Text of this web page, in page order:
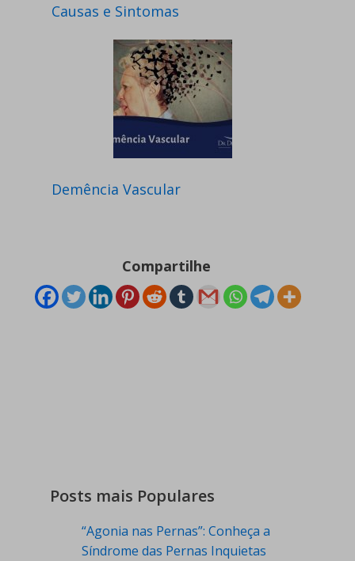
Causas e Sintomas
Demência Vascular
Compartilhe
Posts mais Populares
“Agonia nas Pernas”: Conheça a
Síndrome das Pernas Inquietas